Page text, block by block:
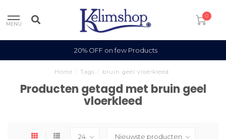
MENU
0
20% OFF on few Products
Home Tags bruin geel vloerkleed
Producten getagd met bruin geel
vloerkleed